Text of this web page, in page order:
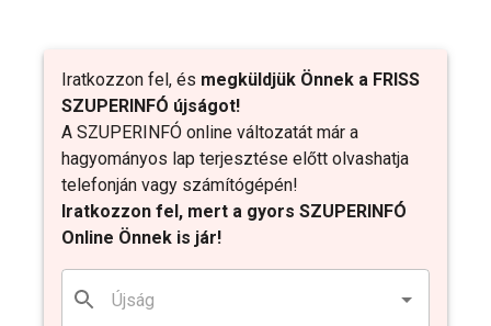
Iratkozzon fel, és megküldjük Önnek a FRISS
SZUPERINFÓ újságot!
A SZUPERINFÓ online változatát már a
hagyományos lap terjesztése előtt olvashatja
telefonján vagy számítógépén!
Iratkozzon fel, mert a gyors SZUPERINFÓ
Online Önnek is jár!